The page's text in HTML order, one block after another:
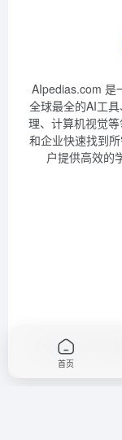
AIpedias.com 是
全球最全的AI工
理、计算机视觉
和企业快速找到
户提供高效的
Copyright © 2026
首页